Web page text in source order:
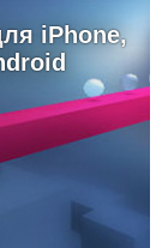
iPhone,